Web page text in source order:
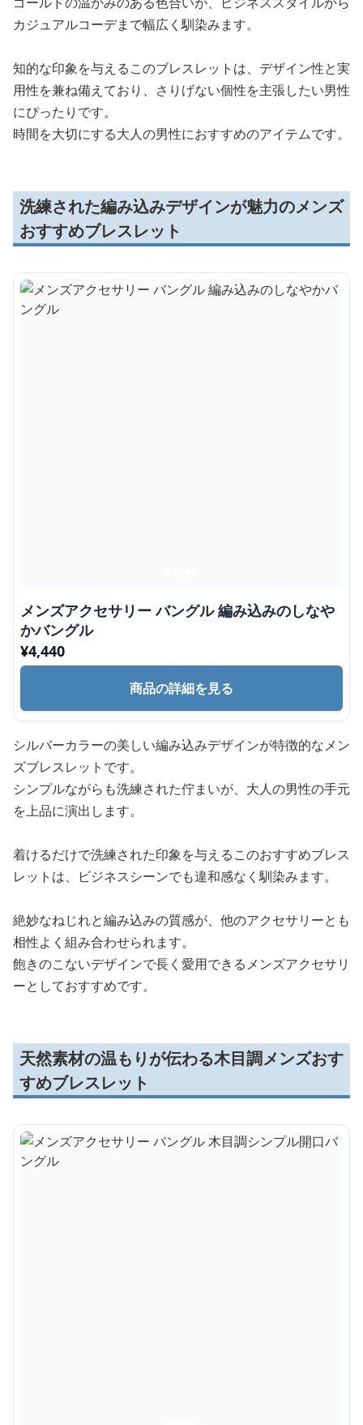
カジュアルコーデまで幅広く馴染みます。
知的な印象を与えるこのブレスレットは、デザイン性と実
用性を兼ね備えており、さりげない個性を主張したい男性
にぴったりです。
時間を大切にする大人の男性におすすめのアイテムです。
洗練された編み込みデザインが魅力のメンズ
おすすめブレスレット
メンズアクセサリー バングル 編み込みのしなや
かバングル
¥4,440
商品の詳細を見る
シルバーカラーの美しい編み込みデザインが特徴的なメン
ズブレスレットです。
シンプルながらも洗練された佇まいが、大人の男性の手元
を上品に演出します。
着けるだけで洗練された印象を与えるこのおすすめブレス
レットは、ビジネスシーンでも違和感なく馴染みます。
絶妙なねじれと編み込みの質感が、他のアクセサリーとも
相性よく組み合わせられます。
飽きのこないデザインで長く愛用できるメンズアクセサリ
ーとしておすすめです。
天然素材の温もりが伝わる木目調メンズおす
すめブレスレット